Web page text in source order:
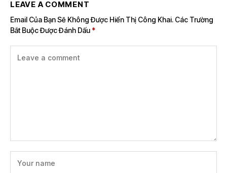
LEAVE A COMMENT
Email Của Bạn Sẽ Không Được Hiển Thị Công Khai. Các Trường
Bắt Buộc Được Đánh Dấu *